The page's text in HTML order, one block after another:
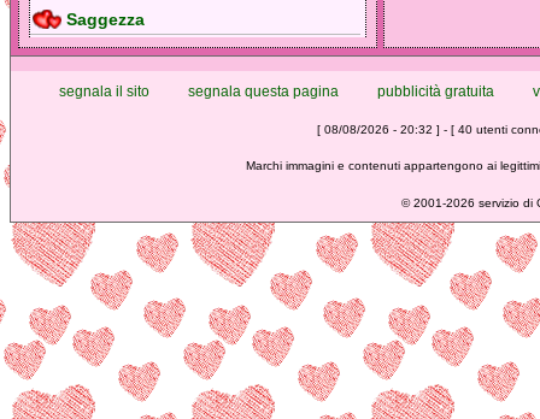
Saggezza
segnala il sito segnala questa pagina pubblicità gratuita
[ 08/08/2026 - 20:32 ] - [ 40 utenti
Marchi immagini e contenuti appartengono ai
©2001-2026 servizio di